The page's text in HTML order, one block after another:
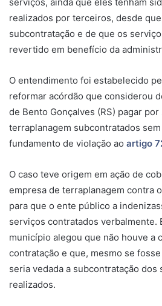
realizados por terceiros, desde
subcontratação e de que os
revertido em benefício da
O entendimento foi estabelecido
reformar acórdão que considerou
de Bento Gonçalves (RS) pagar
terraplanagem subcontratados
fundamento de violação ao artigo
O caso teve origem em ação de
empresa de terraplanagem contra
para que o ente público a
serviços contratados verbalmente.
município alegou que não houve a
contratação e que, mesmo se
seria vedada a subcontratação
realizados.